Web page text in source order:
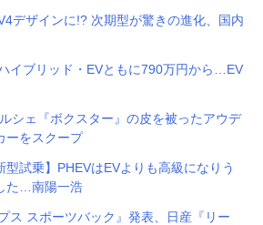
デザインに!? 次期型が驚きの進化、国内
イブリッド・EVともに790万円から…EV
シェ『ボクスター』の皮を被ったアウデ
ーをスクープ
型試乗】PHEVはEVよりも高級になりう
た…南陽一浩
ス スポーツバック』発表、日産『リー